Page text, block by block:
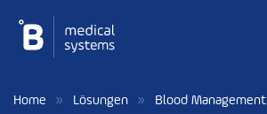
Inhalt
springen
Home » Lösungen » Blood Management